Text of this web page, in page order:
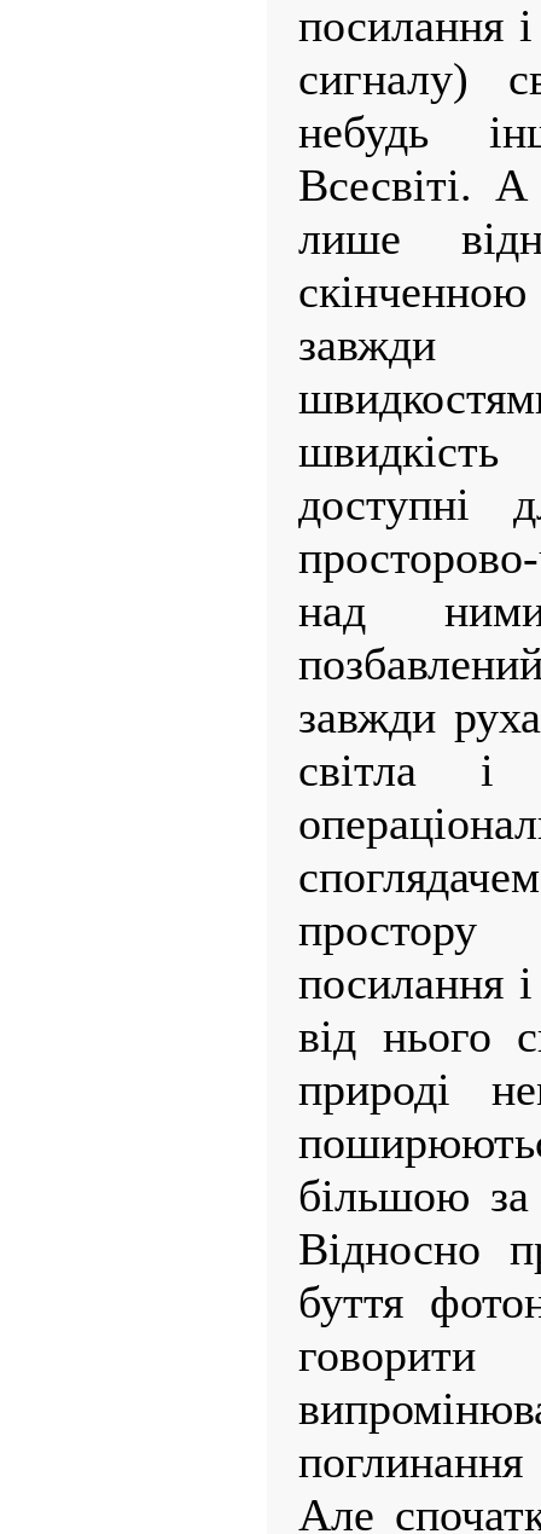
посилання
сигналу)
небудь
Всесвіті.
лише
завжди
доступні
над
завжди
світла
посилання
від нього
природі
більшою
Відносно
буття
Але